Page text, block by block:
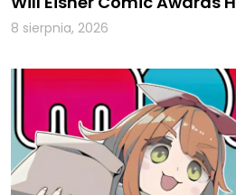
8 sierpnia, 2026